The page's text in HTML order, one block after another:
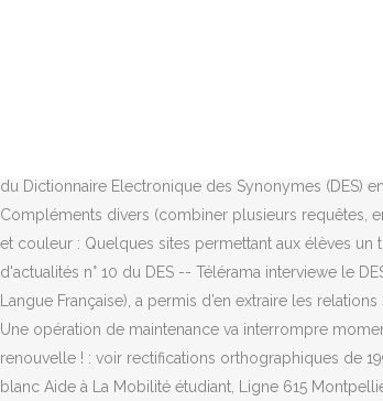
Nous travaillons actuellement à une nouvelle façon
du Dictionnaire Électronique des Synonymes (DES)
Compléments divers (combiner plusieurs requêtes,
et couleur : Quelques sites permettant aux élèves un
d'actualités n° 10 du DES -- Télérama interviewe le
Langue Française), a permis d’en extraire les
Une opération de maintenance va interrompre
renouvelle ! : voir rectifications orthographiques de
blanc Aide à La Mobilité étudiant, Ligne 615